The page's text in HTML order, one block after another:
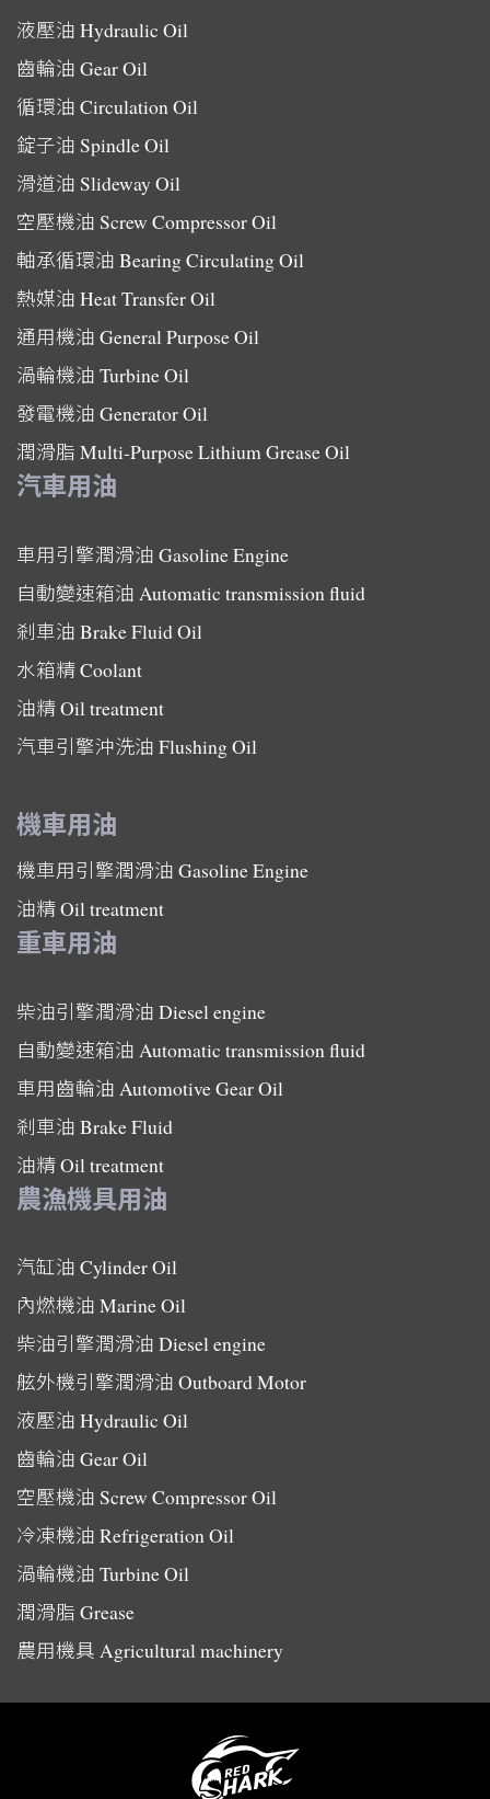
液壓油 Hydraulic Oil
齒輪油 Gear Oil
循環油 Circulation Oil
錠子油 Spindle Oil
滑道油 Slideway Oil
空壓機油 Screw Compressor Oil
軸承循環油 Bearing Circulating Oil
熱媒油 Heat Transfer Oil
通用機油 General Purpose Oil
渦輪機油 Turbine Oil
發電機油 Generator Oil
潤滑脂 Multi-Purpose Lithium Grease Oil
汽車用油
車用引擎潤滑油 Gasoline Engine
自動變速箱油 Automatic transmission fluid
剎車油 Brake Fluid Oil
水箱精Coolant
油精Oil treatment
汽車引擎沖洗油 Flushing Oil
機車用油
機車用引擎潤滑油 Gasoline Engine
油精Oil treatment
重車用油
柴油引擎潤滑油 Diesel engine
自動變速箱油 Automatic transmission fluid
車用齒輪油 Automotive Gear Oil
剎車油 Brake Fluid
油精Oil treatment
農漁機具用油
汽缸油 Cylinder Oil
內燃機油 Marine Oil
柴油引擎潤滑油 Diesel engine
舷外機引擎潤滑油 Outboard Motor
液壓油 Hydraulic Oil
齒輪油 Gear Oil
空壓機油 Screw Compressor Oil
冷凍機油 Refrigeration Oil
渦輪機油 Turbine Oil
潤滑脂 Grease
農用機具 Agricultural machinery